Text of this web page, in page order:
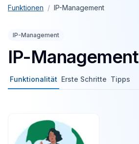
Funktionen / IP-Management
IP-Management
IP-Management
Funktionalität Erste Schritte Tipps